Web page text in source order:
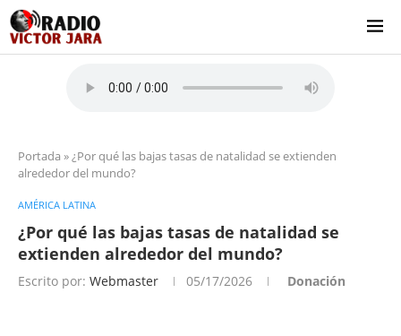
Portada »¿Por qué las bajas tasas de natalidad se extienden
alrededor del mundo?
AMÉRICA LATINA
¿Por qué las bajas tasas de natalidad se
extienden alrededor del mundo?
Escrito por: Webmaster 05/17/2026 Donación